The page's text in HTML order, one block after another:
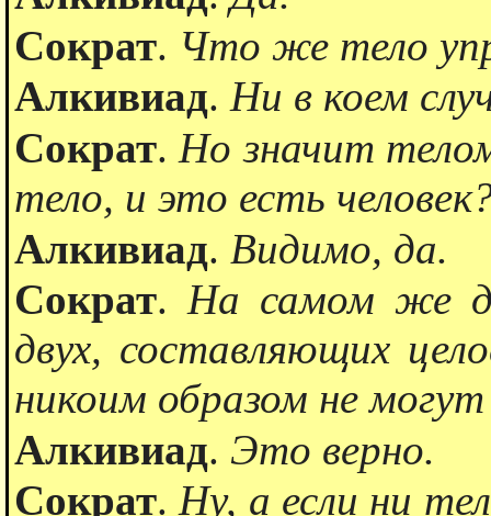
Сократ. Что же тело
Алкивиад. Ни в коем
Сократ.Но значит
тело, и это есть
Алкивиад. Видимо, да.
Сократ.На самом же
двух, составляющих
никоим образом не
Алкивиад. Это верно.
Сократ.Ну, а если ни